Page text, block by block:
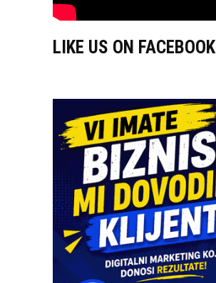
LIKE US ON FACEBOOK